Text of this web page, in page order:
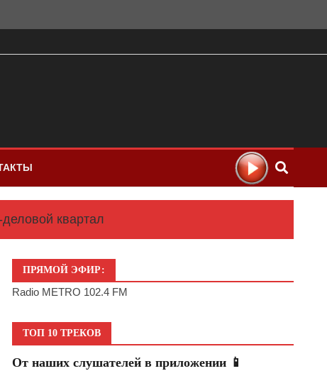
квартал
ПРЯМОЙ ЭФИР:
Radio METRO 102.4 FM
ТОП 10 ТРЕКОВ
От наших слушателей в приложении 📱